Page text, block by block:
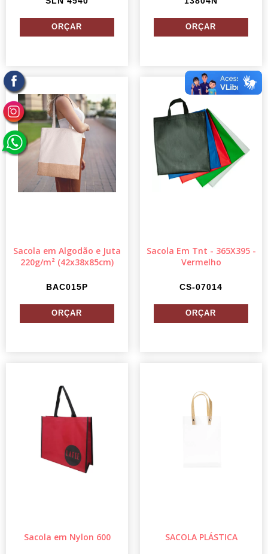
Sacola em Algodão e Juta
220g/m² (42x38x85cm)
BAC015P
Sacola Em Tnt - 365X395 -
Vermelho
CS-07014
Sacola em Nylon 600 SACOLA PLÁSTICA